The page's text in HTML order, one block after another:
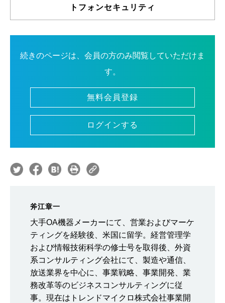
トフォンセキュリティ
続きのページは、会員の方のみ閲覧していただけま
す。
無料会員登録
ログインする
斧江章一
大手OA機器メーカーにて、営業およびマーケ
ティングを経験後、米国に留学。経営管理学
および情報技術科学の修士号を取得後、外資
系コンサルティング会社にて、製造や通信、
放送業界を中心に、事業戦略、事業開発、業
務改革等のビジネスコンサルティングに従
事。現在はトレンドマイクロ株式会社事業開